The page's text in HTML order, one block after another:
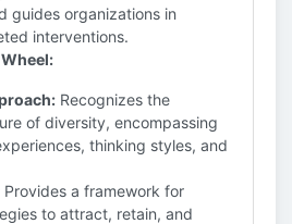
guides organizations in
interventions.
Recognizes the
of diversity, encompassing
thinking styles, and
Provides a framework for
to attract, retain, and